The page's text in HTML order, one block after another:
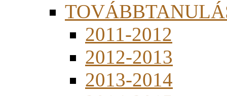
2011-2012
2012-2013
2013-2014